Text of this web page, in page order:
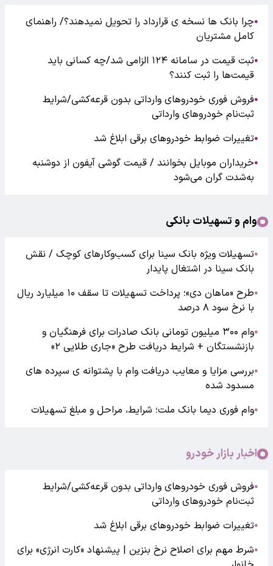
●چرا بانک ها نسخه ی قرارداد را تحویل نمیدهند؟/ راهنمای
کامل مشتریان
●
ثبت قیمت در سامانه ۱۲۴ الزامی شد/چه کسانی باید
قیمت‌ها را ثبت کنند؟
●فروش فوری خودروهای وارداتی بدون قرعه‌کشی/شرایط
ثبت‌نام خودروهای وارداتی
●تغییرات ضوابط خودروهای برقی ابلاغ شد
●خریداران موبایل بخوانند / قیمت گوشی آیفون از دوشنبه
به‌شدت گران‌ می‌شود
وام و تسهیلات بانکی
●تسهیلات ویژه بانک سینا برای کسب‌وکارهای کوچک / نقش
بانک سینا در اشتغال پایدار
●
طرح «ماهان دی»؛ پرداخت تسهیلات تا سقف ۱۰ میلیارد ریال
با نرخ سود ۸ درصد
●
وام ۳۰۰ میلیون تومانی بانک صادرات برای فرهنگیان و
بازنشستگان + شرایط دریافت طرح «جاری طلایی ۲»
●بررسی مزایا و معایب دریافت وام با پشتوانه ی سپرده های
مسدود شده
●وام فوری دیما بانک ملت؛ شرایط، مراحل و مبلغ تسهیلات
اخبار بازار خودرو
●فروش فوری خودروهای وارداتی بدون قرعه‌کشی/شرایط
ثبت‌نام خودروهای وارداتی
●تغییرات ضوابط خودروهای برقی ابلاغ شد
●شرط مهم برای اصلاح نرخ بنزین | پیشنهاد «کارت انرژی» برای